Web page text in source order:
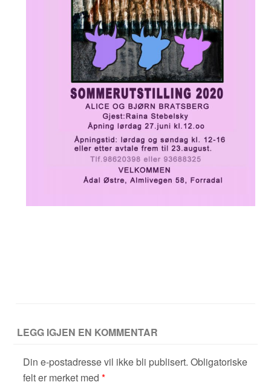
LEGG IGJEN EN KOMMENTAR
Din e-postadresse vil ikke bli publisert. Obligatoriske
felt er merket med *